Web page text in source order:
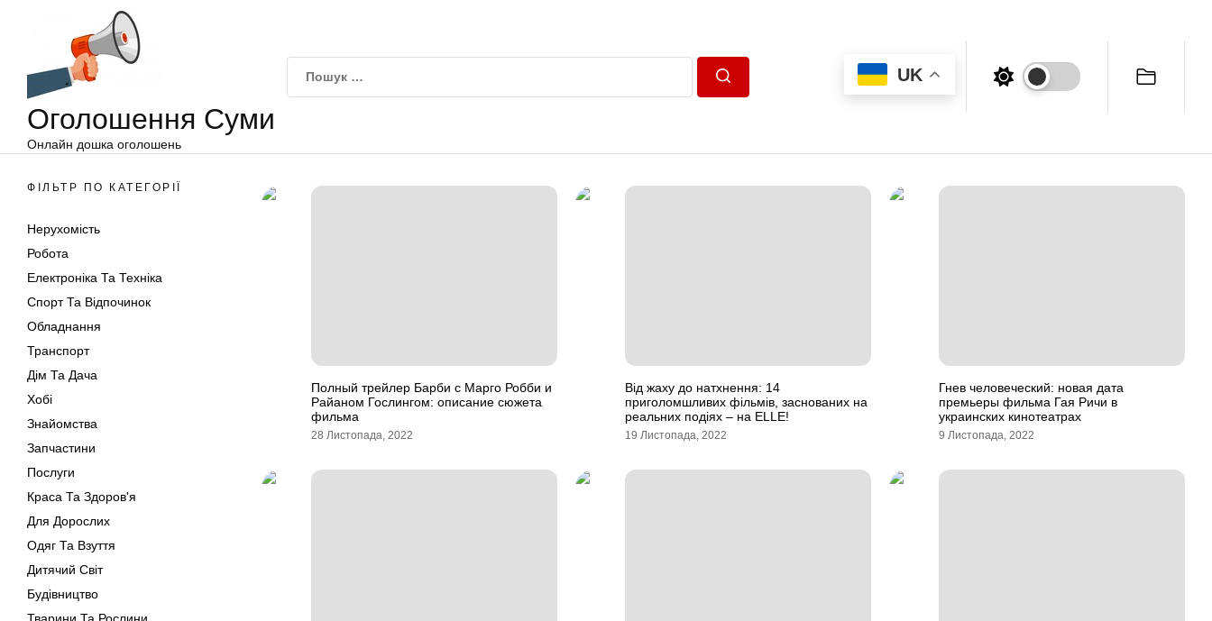
Оголошення Суми
Онлайн дошка оголошень
UK
ФІЛЬТР ПО КАТЕГОРІЇ
Нерухомість
Робота
Електроніка Та Техніка
Спорт Та Відпочинок
Обладнання
Транспорт
Дім Та Дача
Хобі
Знайомства
Запчастини
Послуги
Краса Та Здоров'я
Для Дорослих
Одяг Та Взуття
Дитячий Світ
Будівництво
Полный трейлер Барби с Марго Робби и
Райаном Гослингом: описание сюжета
фильма
28 Листопада, 2022
Від жаху до натхнення: 14
приголомшливих фільмів, заснованих на
реальних подіях – на ELLE!
19 Листопада, 2022
Гнев человеческий: новая дата
премьеры фильма Гая Ричи в
украинских кинотеатрах
9 Листопада, 2022